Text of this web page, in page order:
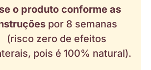
o produto conforme as
por 8 semanas
(risco zero de efeitos
pois é 100% natural).